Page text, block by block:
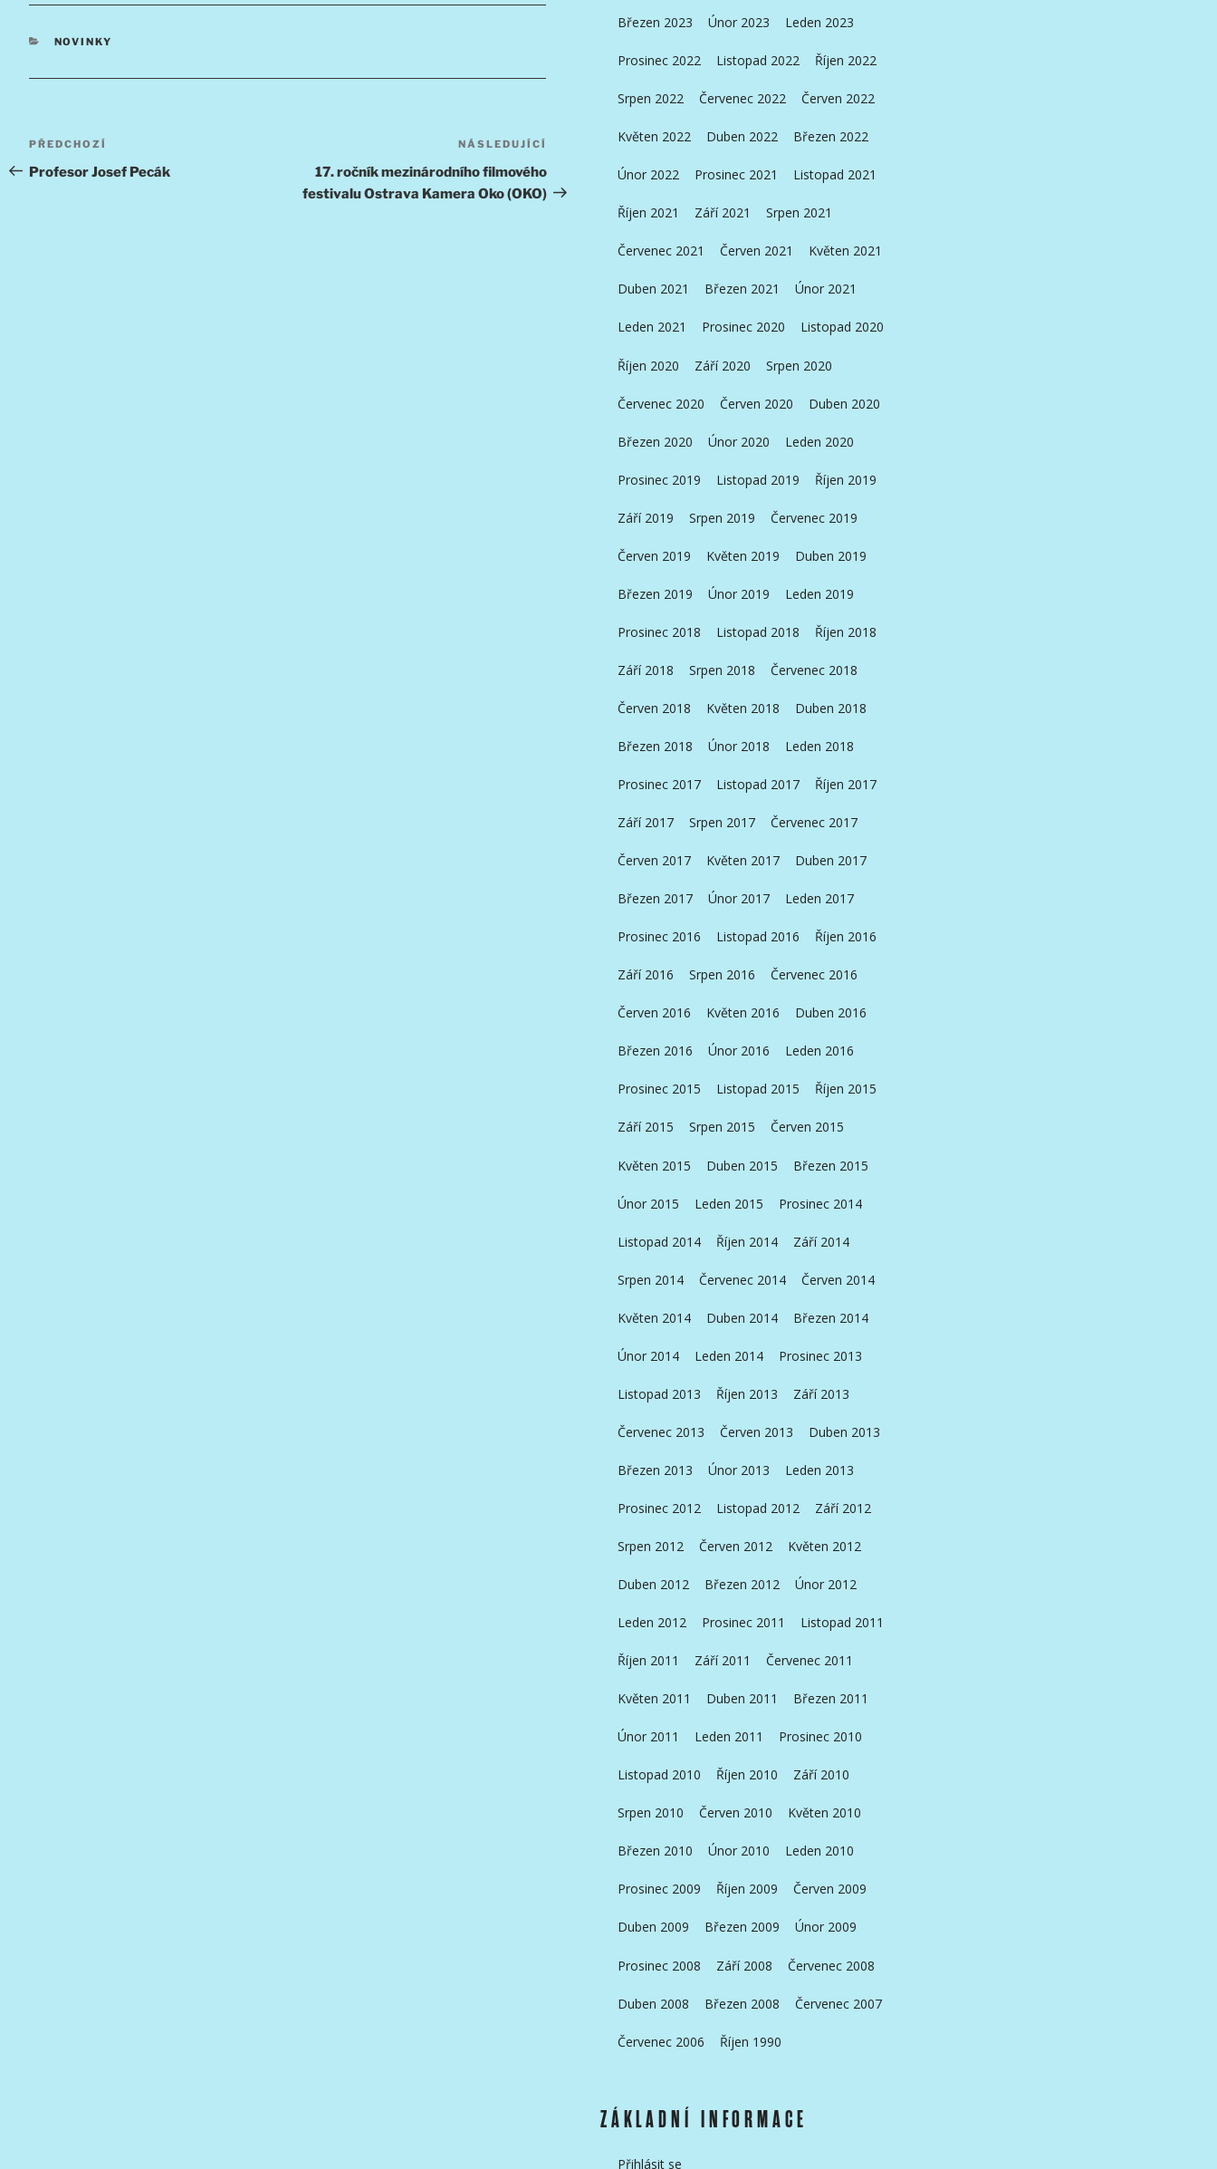
RUBRIKY
NOVINKY
Navigace
pro
Předchozí
příspěvek
PŘEDCHOZÍ
Profesor Josef Pecák
Následující
příspěvek
NÁSLEDUJÍCÍ
17. ročník mezinárodního filmového
festivalu Ostrava Kamera Oko (OKO)
Březen 2023 Únor 2023 Leden 2023
Prosinec 2022 Listopad 2022 Říjen 2022
Srpen 2022 Červenec 2022 Červen 2022
Květen 2022 Duben 2022 Březen 2022
Únor 2022 Prosinec 2021 Listopad 2021
Říjen 2021 Září 2021 Srpen 2021
Červenec 2021 Červen 2021 Květen 2021
Duben 2021 Březen 2021 Únor 2021
Leden 2021 Prosinec 2020 Listopad 2020
Říjen 2020 Září 2020 Srpen 2020
Červenec 2020 Červen 2020 Duben 2020
Březen 2020 Únor 2020 Leden 2020
Prosinec 2019 Listopad 2019 Říjen 2019
Září 2019 Srpen 2019 Červenec 2019
Červen 2019 Květen 2019 Duben 2019
Březen 2019 Únor 2019 Leden 2019
Prosinec 2018 Listopad 2018 Říjen 2018
Září 2018 Srpen 2018 Červenec 2018
Červen 2018 Květen 2018 Duben 2018
Březen 2018 Únor 2018 Leden 2018
Prosinec 2017 Listopad 2017 Říjen 2017
Září 2017 Srpen 2017 Červenec 2017
Červen 2017 Květen 2017 Duben 2017
Březen 2017 Únor 2017 Leden 2017
Prosinec 2016 Listopad 2016 Říjen 2016
Září 2016 Srpen 2016 Červenec 2016
Červen 2016 Květen 2016 Duben 2016
Březen 2016 Únor 2016 Leden 2016
Prosinec 2015 Listopad 2015 Říjen 2015
Září 2015 Srpen 2015 Červen 2015
Květen 2015 Duben 2015 Březen 2015
Únor 2015 Leden 2015 Prosinec 2014
Listopad 2014 Říjen 2014 Září 2014
Srpen 2014 Červenec 2014 Červen 2014
Květen 2014 Duben 2014 Březen 2014
Únor 2014 Leden 2014 Prosinec 2013
Listopad 2013 Říjen 2013 Září 2013
Červenec 2013 Červen 2013 Duben 2013
Březen 2013 Únor 2013 Leden 2013
Prosinec 2012 Listopad 2012 Září 2012
Srpen 2012 Červen 2012 Květen 2012
Duben 2012 Březen 2012 Únor 2012
Leden 2012 Prosinec 2011 Listopad 2011
Říjen 2011 Září 2011 Červenec 2011
Květen 2011 Duben 2011 Březen 2011
Únor 2011 Leden 2011 Prosinec 2010
Listopad 2010 Říjen 2010 Září 2010
Srpen 2010 Červen 2010 Květen 2010
Březen 2010 Únor 2010 Leden 2010
Prosinec 2009 Říjen 2009 Červen 2009
Duben 2009 Březen 2009 Únor 2009
Prosinec 2008 Září 2008 Červenec 2008
Duben 2008 Březen 2008 Červenec 2007
Červenec 2006 Říjen 1990
ZÁKLADNÍ INFORMACE
Přihlásit se